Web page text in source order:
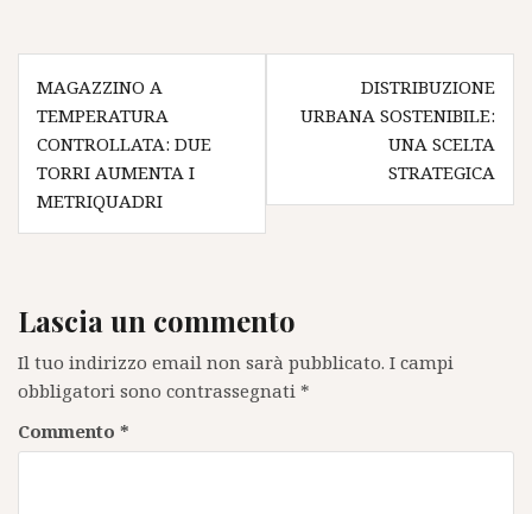
Navigazione
articoli
MAGAZZINO A
TEMPERATURA
CONTROLLATA: DUE
TORRI AUMENTA I
METRIQUADRI
DISTRIBUZIONE
URBANA SOSTENIBILE:
UNA SCELTA
STRATEGICA
Lascia un commento
Il tuo indirizzo email non sarà pubblicato. I campi
obbligatori sono contrassegnati *
Commento *